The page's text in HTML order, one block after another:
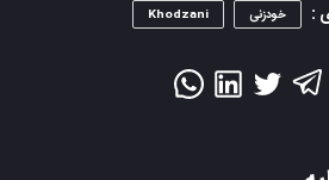
:
خودزنی Khodzani